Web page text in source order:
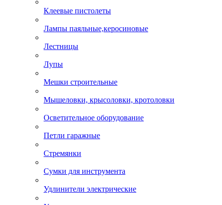
Клеевые пистолеты
Лампы паяльные,керосиновые
Лестницы
Лупы
Мешки строительные
Мышеловки, крысоловки, кротоловки
Осветительное оборудование
Петли гаражные
Стремянки
Сумки для инструмента
Удлинители электрические